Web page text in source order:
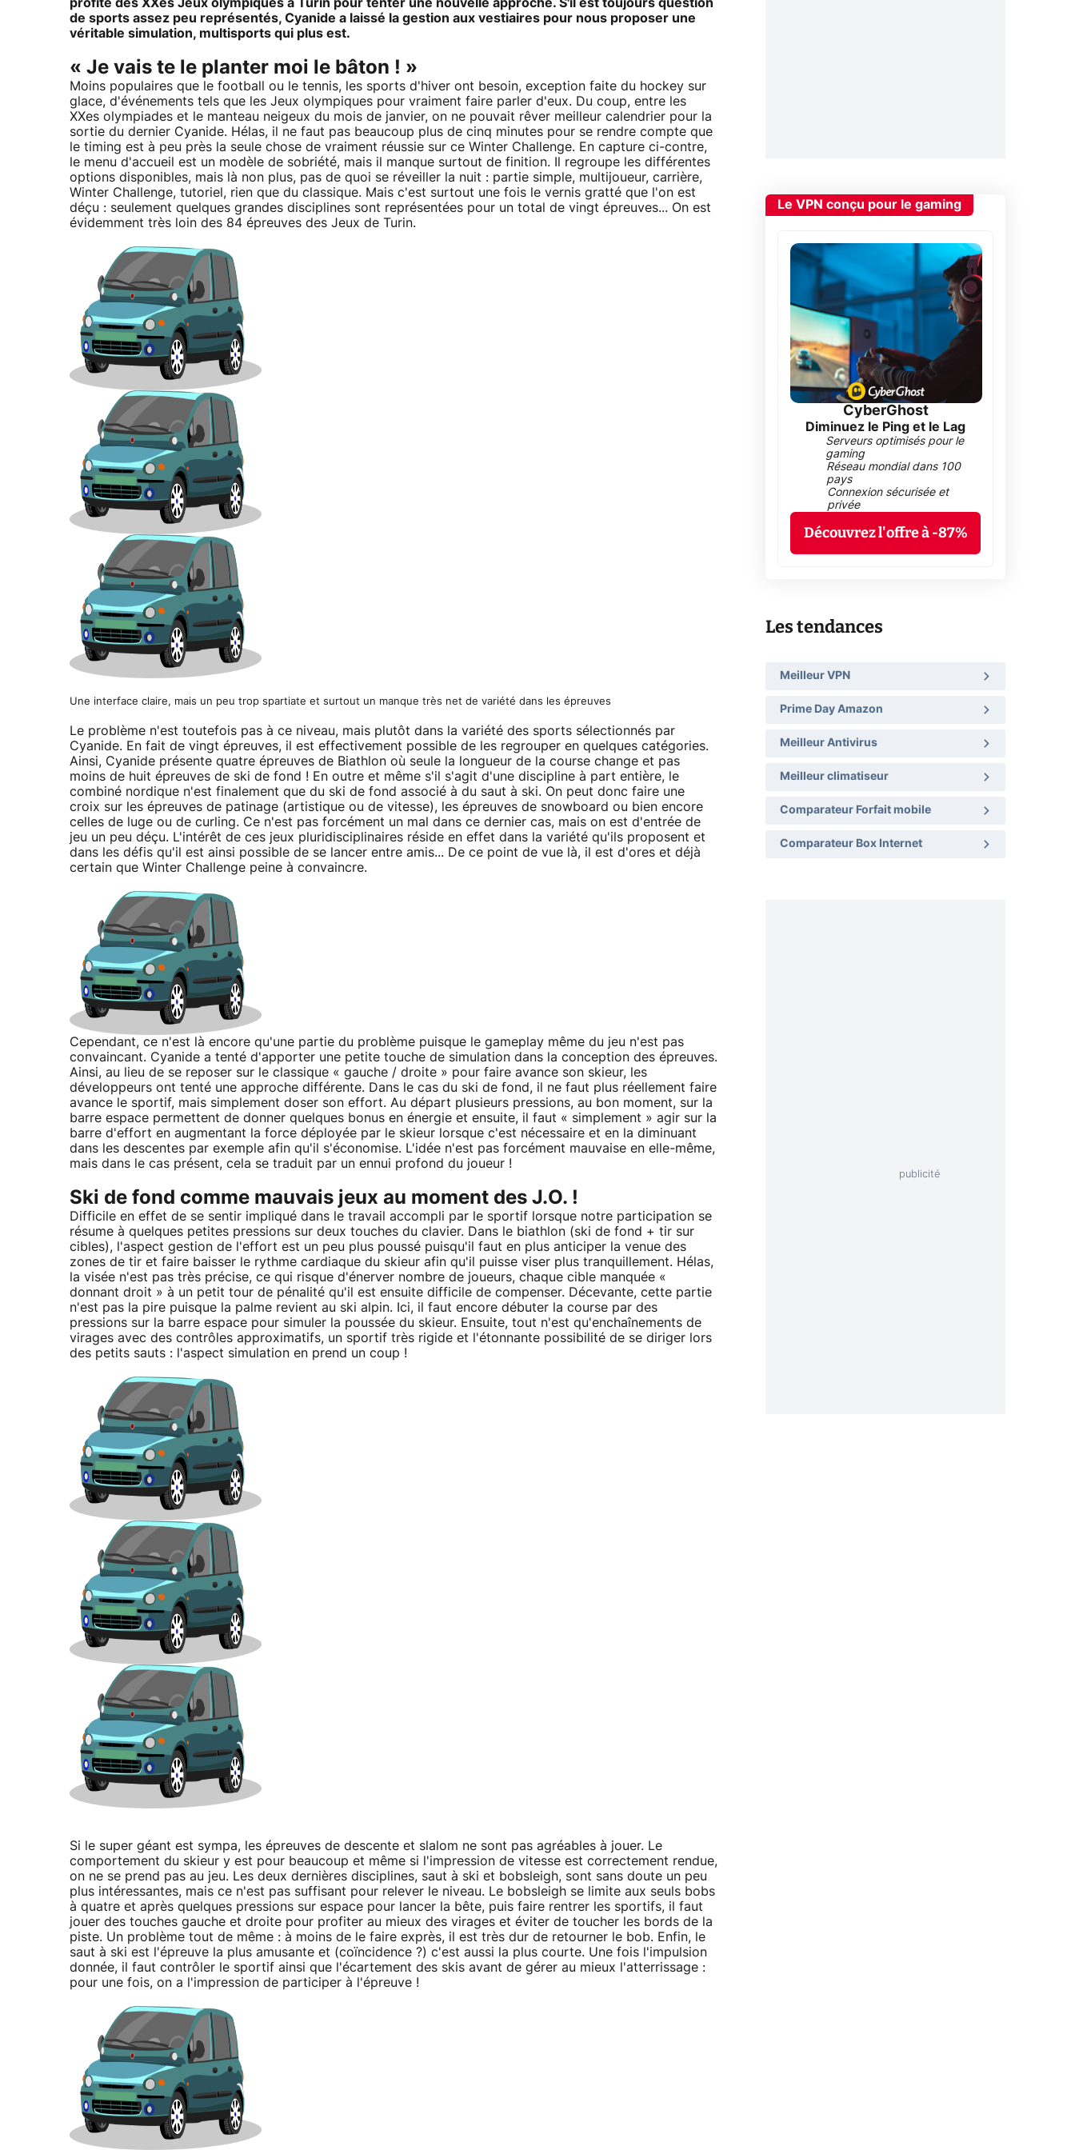
profité des XXes Jeux olympiques à Turin pour tenter une nouvelle approche. S'il est toujours question
de sports assez peu représentés, Cyanide a laissé la gestion aux vestiaires pour nous proposer une
véritable simulation, multisports qui plus est.
« Je vais te le planter moi le bâton ! »
Moins populaires que le football ou le tennis, les sports d'hiver ont besoin, exception faite du hockey sur
glace, d'événements tels que les Jeux olympiques pour vraiment faire parler d'eux. Du coup, entre les
XXes olympiades et le manteau neigeux du mois de janvier, on ne pouvait rêver meilleur calendrier pour la
sortie du dernier Cyanide. Hélas, il ne faut pas beaucoup plus de cinq minutes pour se rendre compte que
le timing est à peu près la seule chose de vraiment réussie sur ce Winter Challenge. En capture ci-contre,
le menu d'accueil est un modèle de sobriété, mais il manque surtout de finition. Il regroupe les différentes
options disponibles, mais là non plus, pas de quoi se réveiller la nuit : partie simple, multijoueur, carrière,
Winter Challenge, tutoriel, rien que du classique. Mais c'est surtout une fois le vernis gratté que l'on est
déçu : seulement quelques grandes disciplines sont représentées pour un total de vingt épreuves... On est
évidemment très loin des 84 épreuves des Jeux de Turin.
Une interface claire, mais un peu trop spartiate et surtout un manque très net de variété dans les épreuves
Le problème n'est toutefois pas à ce niveau, mais plutôt dans la variété des sports sélectionnés par
Cyanide. En fait de vingt épreuves, il est effectivement possible de les regrouper en quelques catégories.
Ainsi, Cyanide présente quatre épreuves de Biathlon où seule la longueur de la course change et pas
moins de huit épreuves de ski de fond ! En outre et même s'il s'agit d'une discipline à part entière, le
combiné nordique n'est finalement que du ski de fond associé à du saut à ski. On peut donc faire une
croix sur les épreuves de patinage (artistique ou de vitesse), les épreuves de snowboard ou bien encore
celles de luge ou de curling. Ce n'est pas forcément un mal dans ce dernier cas, mais on est d'entrée de
jeu un peu déçu. L'intérêt de ces jeux pluridisciplinaires réside en effet dans la variété qu'ils proposent et
dans les défis qu'il est ainsi possible de se lancer entre amis... De ce point de vue là, il est d'ores et déjà
certain que Winter Challenge peine à convaincre.
Cependant, ce n'est là encore qu'une partie du problème puisque le gameplay même du jeu n'est pas
convaincant. Cyanide a tenté d'apporter une petite touche de simulation dans la conception des épreuves.
Ainsi, au lieu de se reposer sur le classique « gauche / droite » pour faire avance son skieur, les
développeurs ont tenté une approche différente. Dans le cas du ski de fond, il ne faut plus réellement faire
avance le sportif, mais simplement doser son effort. Au départ plusieurs pressions, au bon moment, sur la
barre espace permettent de donner quelques bonus en énergie et ensuite, il faut « simplement » agir sur la
barre d'effort en augmentant la force déployée par le skieur lorsque c'est nécessaire et en la diminuant
dans les descentes par exemple afin qu'il s'économise. L'idée n'est pas forcément mauvaise en elle-même,
mais dans le cas présent, cela se traduit par un ennui profond du joueur !
Ski de fond comme mauvais jeux au moment des J.O. !
Difficile en effet de se sentir impliqué dans le travail accompli par le sportif lorsque notre participation se
résume à quelques petites pressions sur deux touches du clavier. Dans le biathlon (ski de fond + tir sur
cibles), l'aspect gestion de l'effort est un peu plus poussé puisqu'il faut en plus anticiper la venue des
zones de tir et faire baisser le rythme cardiaque du skieur afin qu'il puisse viser plus tranquillement. Hélas,
la visée n'est pas très précise, ce qui risque d'énerver nombre de joueurs, chaque cible manquée «
donnant droit » à un petit tour de pénalité qu'il est ensuite difficile de compenser. Décevante, cette partie
n'est pas la pire puisque la palme revient au ski alpin. Ici, il faut encore débuter la course par des
pressions sur la barre espace pour simuler la poussée du skieur. Ensuite, tout n'est qu'enchaînements de
virages avec des contrôles approximatifs, un sportif très rigide et l'étonnante possibilité de se diriger lors
des petits sauts : l'aspect simulation en prend un coup !
Si le super géant est sympa, les épreuves de descente et slalom ne sont pas agréables à jouer. Le
comportement du skieur y est pour beaucoup et même si l'impression de vitesse est correctement rendue,
on ne se prend pas au jeu. Les deux dernières disciplines, saut à ski et bobsleigh, sont sans doute un peu
plus intéressantes, mais ce n'est pas suffisant pour relever le niveau. Le bobsleigh se limite aux seuls bobs
à quatre et après quelques pressions sur espace pour lancer la bête, puis faire rentrer les sportifs, il faut
jouer des touches gauche et droite pour profiter au mieux des virages et éviter de toucher les bords de la
piste. Un problème tout de même : à moins de le faire exprès, il est très dur de retourner le bob. Enfin, le
saut à ski est l'épreuve la plus amusante et (coïncidence ?) c'est aussi la plus courte. Une fois l'impulsion
donnée, il faut contrôler le sportif ainsi que l'écartement des skis avant de gérer au mieux l'atterrissage :
pour une fois, on a l'impression de participer à l'épreuve !
Le VPN conçu pour le gaming
CyberGhost
Diminuez le Ping et le Lag
Serveurs optimisés pour le
gaming
Réseau mondial dans 100
pays
Connexion sécurisée et
privée
Découvrez l'offre à -87%
Les tendances
Meilleur VPN
Prime Day Amazon
Meilleur Antivirus
Meilleur climatiseur
Comparateur Forfait mobile
Comparateur Box Internet